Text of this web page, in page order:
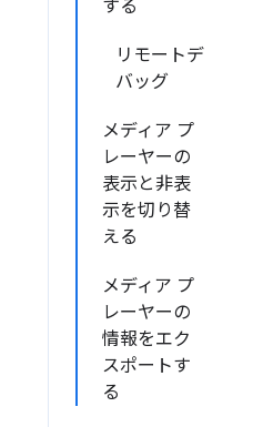
する
リモートデ
バッグ
メディア プ
レーヤーの
表示と非表
示を切り替
える
メディア プ
レーヤーの
情報をエク
スポートす
る